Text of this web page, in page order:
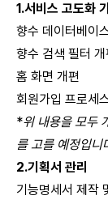
1.서비스 고도화
향수 데이터베이
향수 검색 필터 개
홈 화면 개편
회원가입 프로세
*위 내용을 모두
를 고를 예정입니
2.기획서 관리
기능명세서 제작